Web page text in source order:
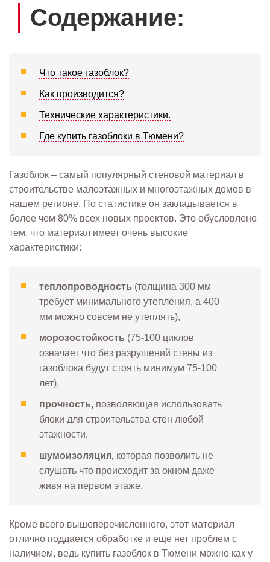
Содержание:
Что такое газоблок?
Как производится?
Технические характеристики.
Где купить газоблоки в Тюмени?
Газоблок – самый популярный стеновой материал в
строительстве малоэтажных и многоэтажных домов в
нашем регионе. По статистике он закладывается в
более чем 80% всех новых проектов. Это обусловлено
тем, что материал имеет очень высокие
характеристики:
теплопроводность (толщина 300 мм
требует минимального утепления, а 400
мм можно совсем не утеплять),
морозостойкость (75-100 циклов
означает что без разрушений стены из
газоблока будут стоять минимум 75-100
лет),
прочность, позволяющая использовать
блоки для строительства стен любой
этажности,
шумоизоляция, которая позволить не
слушать что происходит за окном даже
живя на первом этаже.
Кроме всего вышеперечисленного, этот материал
отлично поддается обработке и еще нет проблем с
наличием, ведь купить газоблок в Тюмени можно как у